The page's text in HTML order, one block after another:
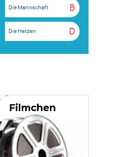
B
Die Mannschaft
D
Die Helden
Filmchen